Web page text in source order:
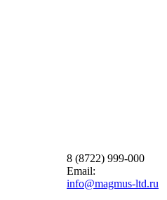
8 (8722) 999-000
Email:
info@magmus-ltd.ru